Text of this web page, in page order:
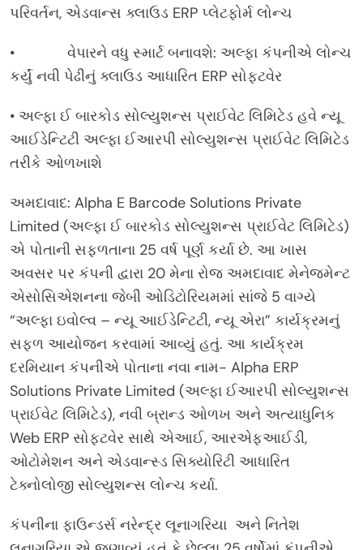
પરિવર્તન, એડવાન્સ ક્લાઉડ ERP પ્લેટફોર્મ લોન્ચ
• વેપારને વધુ સ્માર્ટ બનાવશે: અલ્ફા કંપનીએ લોન્ચ
કર્યું નવી પેઢીનું ક્લાઉડ આધારિત ERP સોફ્ટવેર
• અલ્ફા ઈ બારકોડ સોલ્યુશન્સ પ્રાઈવેટ લિમિટેડ હવે ન્યૂ
આઈડેન્ટિટી અલ્ફા ઈઆરપી સોલ્યુશન્સ પ્રાઈવેટ લિમિટેડ
તરીકે ઓળખાશે
અમદાવાદ: Alpha E Barcode Solutions Private
Limited (અલ્ફા ઈ બારકોડ સોલ્યુશન્સ પ્રાઈવેટ લિમિટેડ)
એ પોતાની સફળતાના 25 વર્ષ પૂર્ણ કર્યા છે. આ ખાસ
અવસર પર કંપની દ્વારા 20 મેના રોજ અમદાવાદ મેનેજમેન્ટ
એસોસિએશનના જેબી ઓડિટોરિયમમાં સાંજે 5 વાગ્યે
“અલ્ફા ઇવોલ્વ – ન્યૂ આઈડેન્ટિટી, ન્યૂ એરા” કાર્યક્રમનું
સફળ આયોજન કરવામાં આવ્યું હતું. આ કાર્યક્રમ
દરમિયાન કંપનીએ પોતાના નવા નામ- Alpha ERP
Solutions Private Limited (અલ્ફા ઈઆરપી સોલ્યુશન્સ
પ્રાઈવેટ લિમિટેડ), નવી બ્રાન્ડ ઓળખ અને અત્યાધુનિક
Web ERP સોફ્ટવેર સાથે એઆઈ, આરએફઆઈડી,
ઓટોમેશન અને એડવાન્સ્ડ સિક્યોરિટી આધારિત
ટેક્નોલોજી સોલ્યુશન્સ લોન્ચ કર્યા.
કંપનીના ફાઉન્ડર્સ નરેન્દ્ર લૂનાગરિયા અને નિતેશ